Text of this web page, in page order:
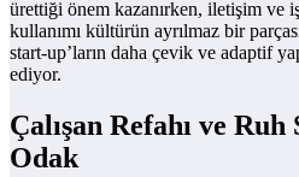
ürettiği önem kazanırken, iletişim ve
kullanımı kültürün ayrılmaz bir
start-up’ların daha çevik ve adaptif
ediyor.
Çalışan Refahı ve Ruh
Odak